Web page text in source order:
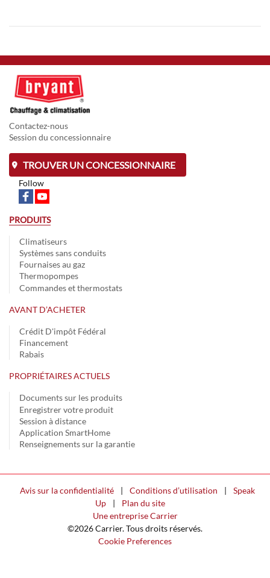
Contactez-nous
Session du concessionnaire
TROUVER UN CONCESSIONNAIRE
Follow
PRODUITS
Climatiseurs
Systèmes sans conduits
Fournaises au gaz
Thermopompes
Commandes et thermostats
AVANT D’ACHETER
Crédit D'impôt Fédéral
Financement
Rabais
PROPRIÉTAIRES ACTUELS
Documents sur les produits
Enregistrer votre produit
Session à distance
Application SmartHome
Renseignements sur la garantie
Avis sur la confidentialité | Conditions d’utilisation |
Speak
Up
|
Plan du site
Une entreprise Carrier
©2026 Carrier. Tous droits réservés.
Cookie Preferences